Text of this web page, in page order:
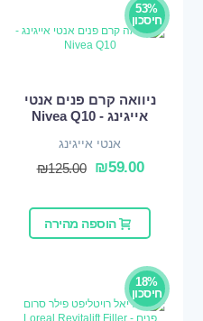
53%
חיסכון
ניוואה קרם פנים אנטי
אייגינג - Nivea Q10
אנטי אייגינג
₪59.00
₪125.00
הוספה מהירה
18%
חיסכון